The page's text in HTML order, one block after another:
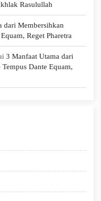
Rasulullah
dari Membersihkan
Reget Pharetra
3 Manfaat Utama dari
Dante Equam,